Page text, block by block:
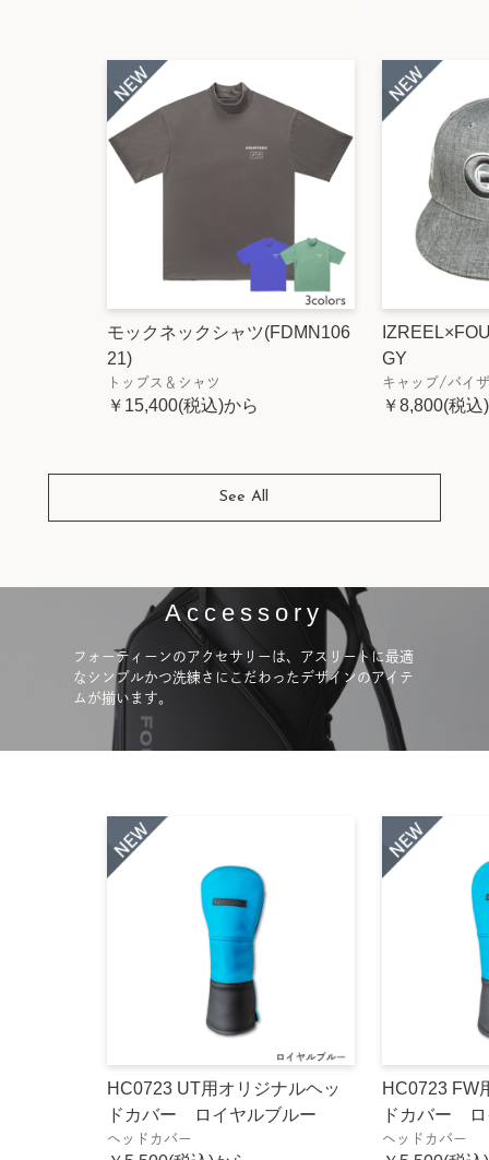
モックネックシャツ(FDMN106
21)
トップス＆シャツ
￥15,400(税込)から
GY
キャップ/バイ
￥8,800(税込
See All
Accessory
フォーティーンのアクセサリーは、アスリートに最適
なシンプルかつ洗練さにこだわったデザインのアイテ
ムが揃います。
HC0723 UT用オリジナルヘッ
ドカバー ロイヤルブルー
ヘッドカバー
HC0723 FW
ドカバー ロ
ヘッドカバー